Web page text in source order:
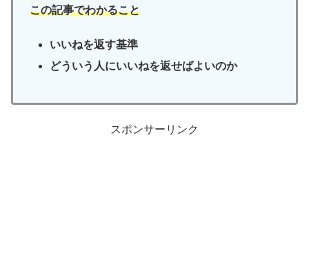
この記事でわかること
いいねを返す基準
どういう人にいいねを返せばよいのか
スポンサーリンク